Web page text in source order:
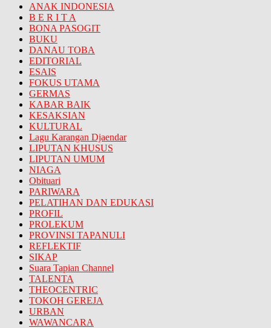
ANAK INDONESIA
B E R I T A
BONA PASOGIT
BUKU
DANAU TOBA
EDITORIAL
ESAIS
FOKUS UTAMA
GERMAS
KABAR BAIK
KESAKSIAN
KULTURAL
Lagu Karangan Djaendar
LIPUTAN KHUSUS
LIPUTAN UMUM
NIAGA
Obituari
PARIWARA
PELATIHAN DAN EDUKASI
PROFIL
PROLEKUM
PROVINSI TAPANULI
REFLEKTIF
SIKAP
Suara Tapian Channel
TALENTA
THEOCENTRIC
TOKOH GEREJA
URBAN
WAWANCARA